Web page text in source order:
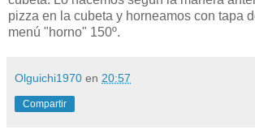
pizza en la cubeta y horneamos con tapa
menú "horno" 150º.
Olguichi1970 en 20:57
Compartir